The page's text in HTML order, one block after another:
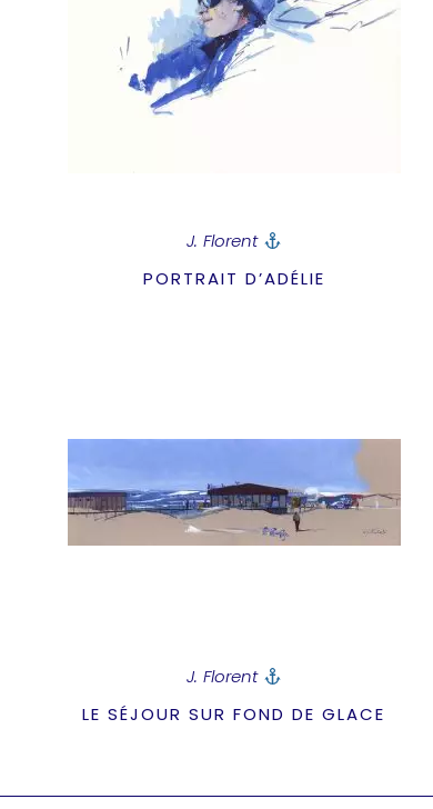
J. Florent
PORTRAIT D’ADÉLIE
J. Florent
LE SÉJOUR SUR FOND DE GLACE